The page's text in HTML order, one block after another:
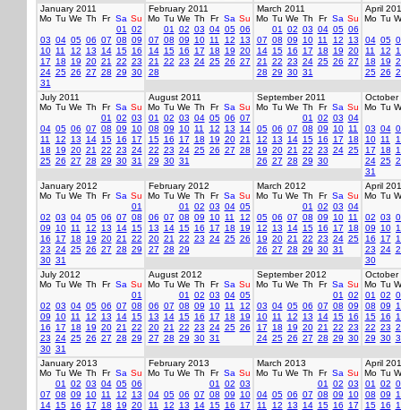
January 2011
Mo Tu We Th Fr Sa Su
01
02
03 04 05 06 07 08 09
10 11 12 13 14 15 16
17
18 19 20 21 22 23
24 25 26 27 28 29 30
31
February 2011
Mo Tu We Th Fr Sa Su
01
02 03 04 05 06
07 08 09 10 11 12
13
14 15 16 17 18 19 20
21
22 23 24 25 26 27
28
March 2011
Mo Tu We Th Fr Sa Su
01
02 03 04 05 06
07 08 09 10 11 12
13
14 15 16 17 18 19 20
21
22 23 24 25 26 27
28 29 30 31
April
Mo Tu
04 05
11
12
18
19
25 26
July 2011
Mo Tu We Th Fr Sa Su
01
02 03
04 05 06 07 08 09
10
11
12 13 14 15 16
17
18
19 20 21 22 23 24
25 26 27 28 29 30 31
August 2011
Mo Tu We Th Fr Sa Su
01
02 03 04 05 06 07
08 09 10 11 12 13
14
15 16 17 18 19 20 21
22 23 24 25 26 27 28
29 30 31
September 2011
Mo Tu We Th Fr Sa Su
01
02 03 04
05 06 07 08 09 10 11
12
13 14 15 16 17
18
19 20 21 22 23 24 25
26 27 28 29 30
October
Mo Tu
03 04
10 11
17
18
24 25
31
January 2012
Mo Tu We Th Fr Sa Su
01
02 03 04 05 06 07 08
09
10 11 12 13 14 15
16
17 18 19 20 21
22
23 24 25 26 27 28 29
30 31
February 2012
Mo Tu We Th Fr Sa Su
01
02 03 04 05
06 07 08 09 10 11
12
13
14 15 16 17 18
19
20 21 22 23 24 25 26
27 28 29
March 2012
Mo Tu We Th Fr Sa Su
01
02 03 04
05 06 07 08 09 10 11
12
13 14 15 16 17
18
19 20 21 22 23 24 25
26 27 28 29 30 31
April
Mo Tu
02 03
09
10
16
17
23 24
30
July 2012
Mo Tu We Th Fr Sa Su
01
02 03 04 05 06 07 08
09
10 11 12 13 14 15
16
17 18 19 20 21
22
23 24 25 26 27 28 29
30 31
August 2012
Mo Tu We Th Fr Sa Su
01
02 03 04 05
06 07 08 09 10 11
12
13
14 15 16 17 18
19
20 21 22 23 24 25 26
27 28 29 30 31
September 2012
Mo Tu We Th Fr Sa Su
01
02
03 04 05 06 07 08 09
10 11 12 13 14 15 16
17
18 19 20 21 22 23
24 25 26 27 28 29 30
October
Mo Tu
01
02
08 09
15 16
22 23
29 30
January 2013
Mo Tu We Th Fr Sa Su
01
02 03 04 05 06
07 08 09 10 11 12
13
14 15 16 17 18 19 20
February 2013
Mo Tu We Th Fr Sa Su
01
02 03
04 05 06 07 08 09
10
11
12 13 14 15 16
17
March 2013
Mo Tu We Th Fr Sa Su
01
02 03
04 05 06 07 08 09
10
11
12 13 14 15 16
17
April
Mo Tu
01
02
08 09
15 16